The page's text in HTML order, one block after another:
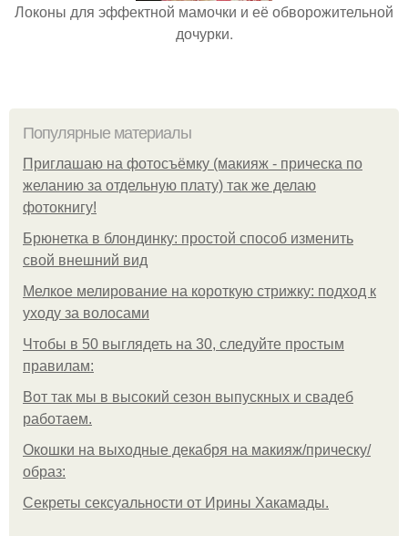
Локоны для эффектной мамочки и её обворожительной
дочурки.
Популярные материалы
Приглашаю на фотосъёмку (макияж - прическа по
желанию за отдельную плату) так же делаю
фотокнигу!
Брюнетка в блондинку: простой способ изменить
свой внешний вид
Мелкое мелирование на короткую стрижку: подход к
уходу за волосами
Чтобы в 50 выглядеть на 30, следуйте простым
правилам:
Вот так мы в высокий сезон выпускных и свадеб
работаем.
Окошки на выходные декабря на макияж/прическу/
образ:
Секреты сексуальности от Ирины Хакамады.